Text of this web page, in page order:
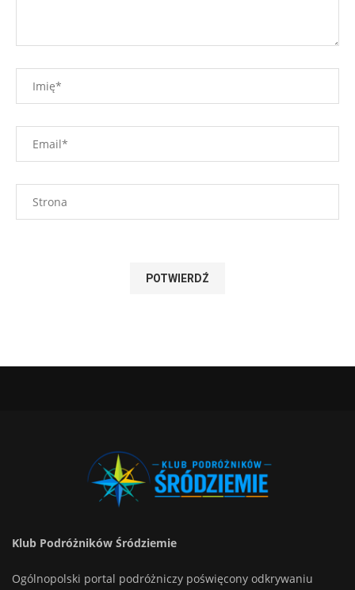
Klub Podróżników Śródziemie
Ogólnopolski portal podróżniczy poświęcony odkrywaniu